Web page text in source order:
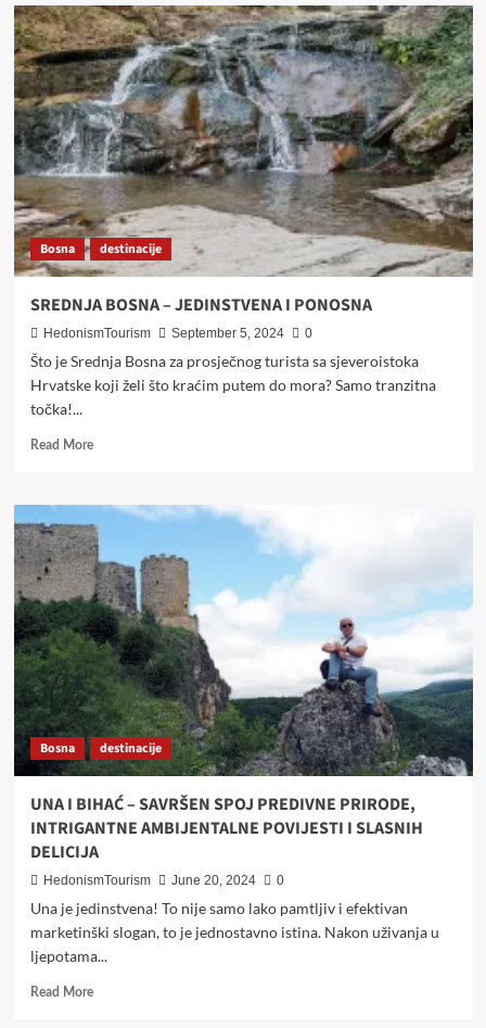
BANJALUČKA
VINSKA
SCENA
Bosna destinacije
SREDNJA BOSNA – JEDINSTVENA I PONOSNA
HedonismTourism September 5, 2024 0
Što je Srednja Bosna za prosječnog turista sa sjeveroistoka
Hrvatske koji želi što kraćim putem do mora? Samo tranzitna
točka!...
Read MoreRead
SREDNJA
BOSNA
–
JEDINSTVENA
I
PONOSNA
Bosna destinacije
UNA I BIHAĆ – SAVRŠEN SPOJ PREDIVNE PRIRODE,
INTRIGANTNE AMBIJENTALNE POVIJESTI I SLASNIH
DELICIJA
HedonismTourism June 20, 2024 0
Una je jedinstvena! To nije samo lako pamtljiv i efektivan
marketinški slogan, to je jednostavno istina. Nakon uživanja u
ljepotama...
Read MoreRead